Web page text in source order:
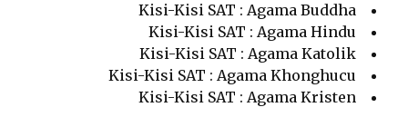
Kisi-Kisi SAT : Agama Buddha
Kisi-Kisi SAT : Agama Hindu
Kisi-Kisi SAT : Agama Katolik
Kisi-Kisi SAT : Agama Khonghucu
Kisi-Kisi SAT : Agama Kristen